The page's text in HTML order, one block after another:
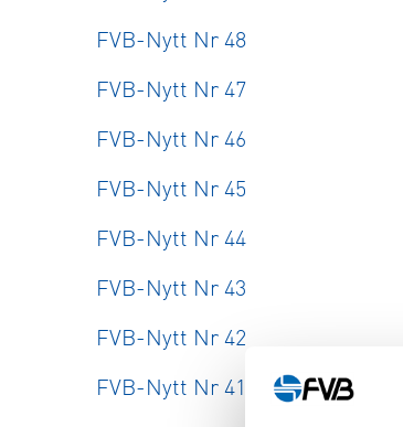
FVB-Nytt Nr 48
FVB-Nytt Nr 47
FVB-Nytt Nr 46
FVB-Nytt Nr 45
FVB-Nytt Nr 44
FVB-Nytt Nr 43
FVB-Nytt Nr 42
FVB-Nytt Nr 41